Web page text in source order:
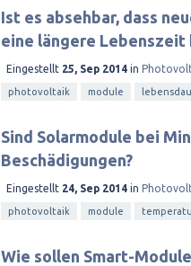
Ist es absehbar, dass
eine längere Lebenszeit
Eingestellt 25, Sep 2014 in
photovoltaik module
Sind Solarmodule bei
Beschädigungen?
Eingestellt 24, Sep 2014 in
photovoltaik module
Wie sollen Smart-